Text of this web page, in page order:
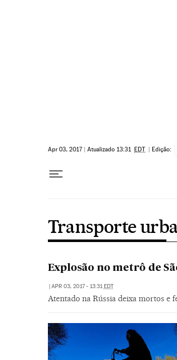
Apr 03, 2017 | Atualizado 13:31 EDT | Edição:
Transporte
Explosão no metrô de
| APR 03, 2017 - 13:31EDT
Atentado na Rússia deixa mortos e